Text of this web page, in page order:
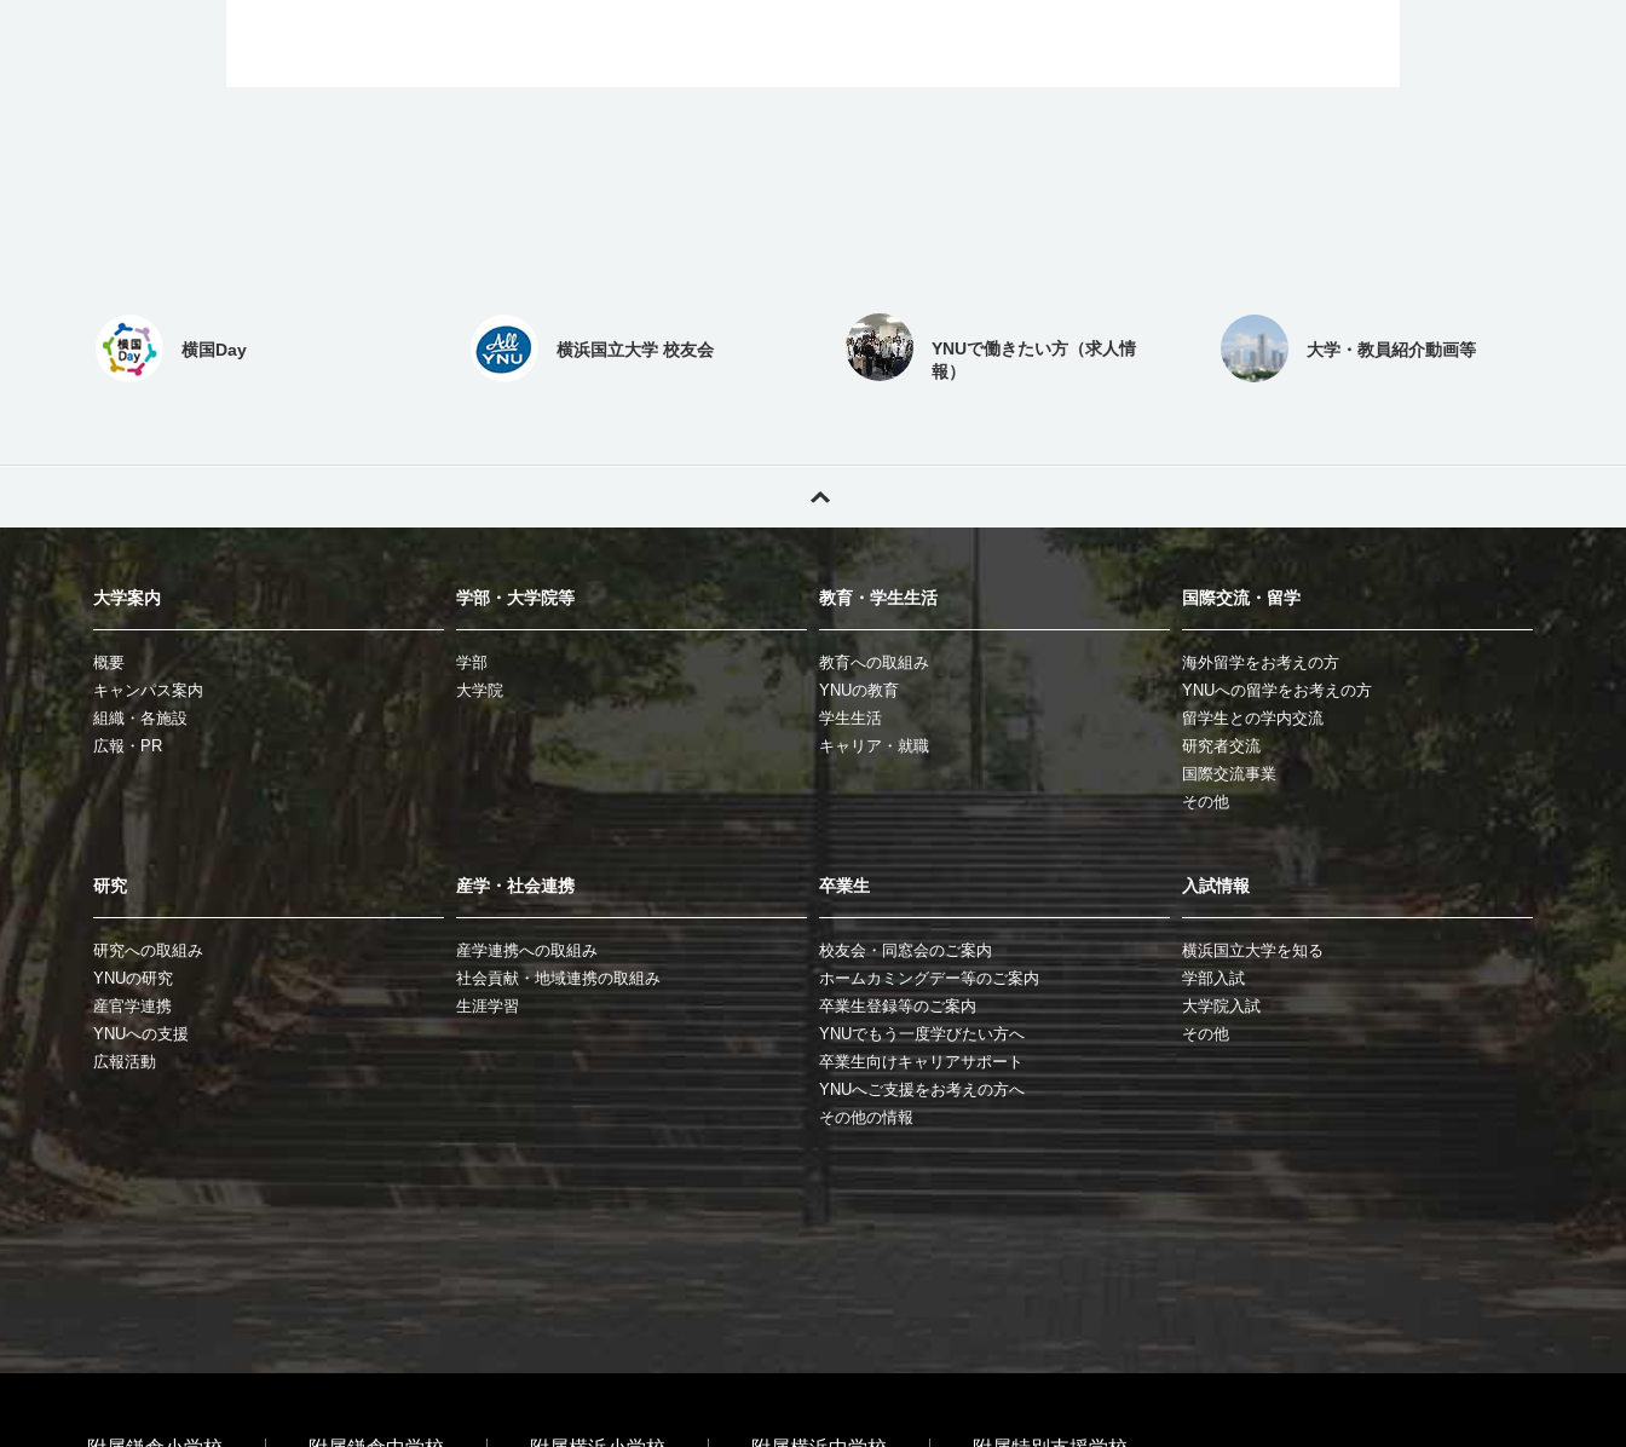
横国Day 横浜国立大学 校友会
YNUで働きたい方（求人情
報）
大学・教員紹介動画等
大学案内
概要
キャンパス案内
組織・各施設
広報・PR
学部・大学院等
学部
大学院
教育・学生生活
教育への取組み
YNUの教育
学生生活
キャリア・就職
国際交流・留学
海外留学をお考えの方
YNUへの留学をお考えの方
留学生との学内交流
研究者交流
国際交流事業
その他
研究
研究への取組み
YNUの研究
産官学連携
YNUへの支援
広報活動
産学・社会連携
産学連携への取組み
社会貢献・地域連携の取組み
生涯学習
卒業生
校友会・同窓会のご案内
ホームカミングデー等のご案内
卒業生登録等のご案内
YNUでもう一度学びたい方へ
卒業生向けキャリアサポート
YNUへご支援をお考えの方へ
その他の情報
入試情報
横浜国立大学を知る
学部入試
大学院入試
その他